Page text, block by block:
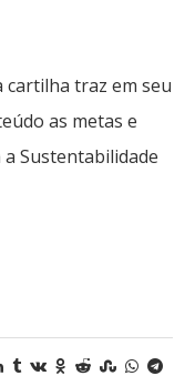
cartilha traz em seu
as metas e
Sustentabilidade